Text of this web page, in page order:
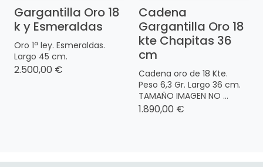
Gargantilla Oro 18
k y Esmeraldas
Oro 1ª ley. Esmeraldas.
Largo 45 cm.
2.500,00 €
Cadena
Gargantilla Oro 18
kte Chapitas 36
cm
Cadena oro de 18 Kte.
Peso 6,3 Gr. Largo 36 cm.
TAMAÑO IMAGEN NO ...
1.890,00 €